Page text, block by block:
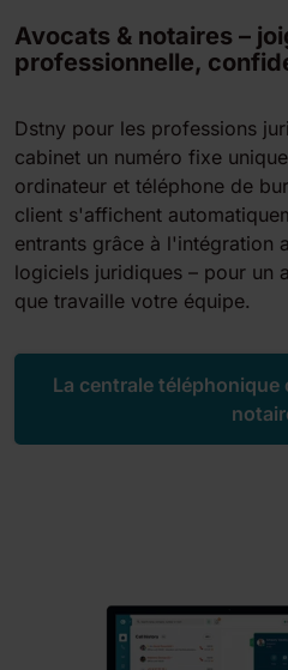
Avocats & notaires –
professionnelle,
Dstny pour les professions
cabinet un numéro fixe
ordinateur et téléphone de
client s'affichent
entrants grâce à l'intégration
logiciels juridiques – pour un
que travaille votre équipe.
La centrale